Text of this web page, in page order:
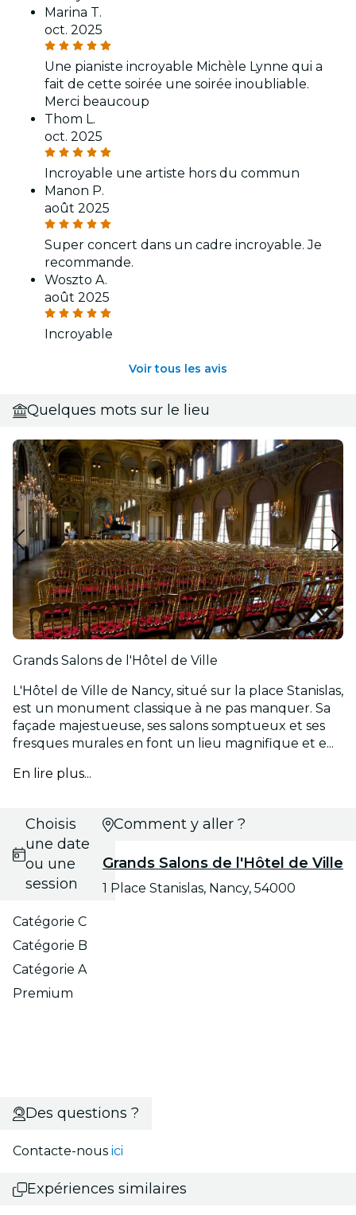
Marina T.
oct. 2025
Une pianiste incroyable Michèle Lynne qui a
fait de cette soirée une soirée inoubliable.
Merci beaucoup
Thom L.
oct. 2025
Incroyable une artiste hors du commun
Manon P.
août 2025
Super concert dans un cadre incroyable. Je
recommande.
Woszto A.
août 2025
Incroyable
Voir tous les avis
Quelques mots sur le lieu
Grands Salons de l'Hôtel de Ville
L'Hôtel de Ville de Nancy, situé sur la place Stanislas,
est un monument classique à ne pas manquer. Sa
façade majestueuse, ses salons somptueux et ses
fresques murales en font un lieu magnifique et e...
En lire plus...
Choisis
une date
ou une
session
Catégorie C
Catégorie B
Catégorie A
Premium
Comment y aller ?
Grands Salons de l'Hôtel de Ville
1 Place Stanislas, Nancy, 54000
Des questions ?
Contacte-nous ici
Expériences similaires